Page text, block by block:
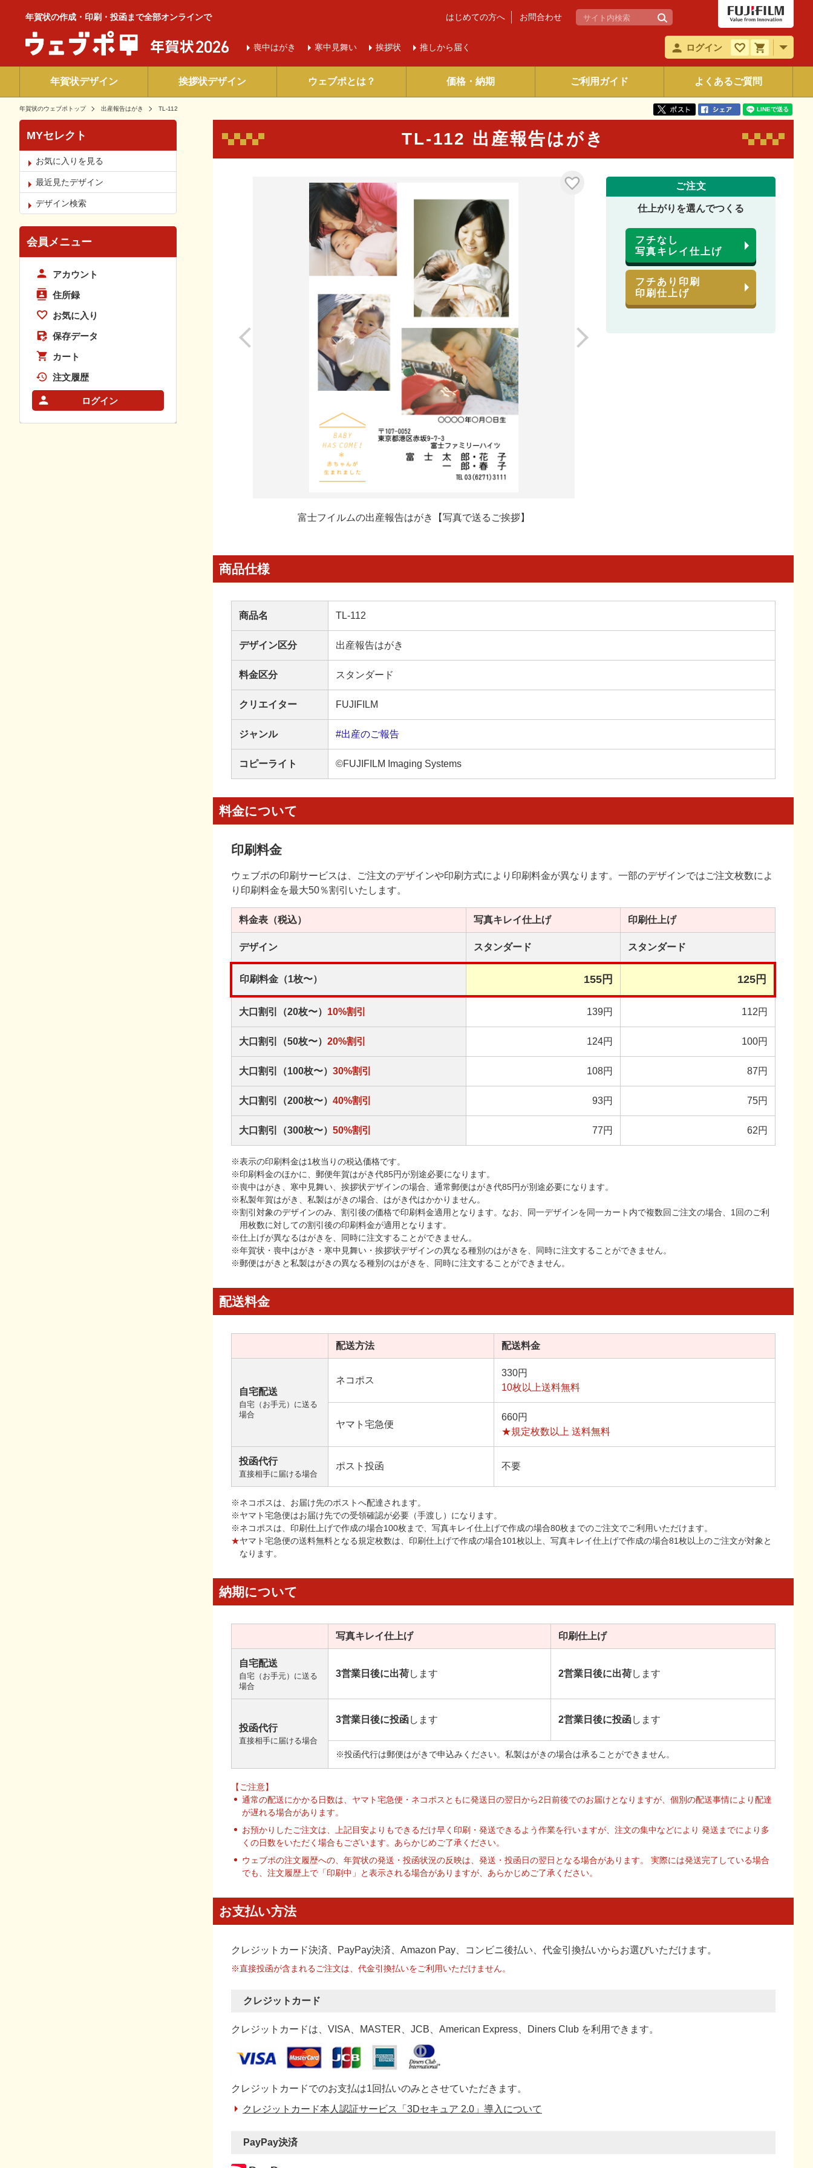
年賀状の作成・印刷・投函まで全部オンラインで
喪中はがき 寒中 見舞い 挨拶状 推しから届く
はじめての方へ お問合わせ
ログイン
年賀状デザイン 挨拶状デザイン ウェブポとは？ 価格・納期 ご利用ガイド よくあるご質問
年賀状のウェブポトップ 出産報告はがき TL-112
TL-112 出産報告はがき
富士フイルムの出産報告はがき【写真で送るご挨拶】
ご注文
仕上がりを選んでつくる
フチなし
写真キレイ仕上げ
フチあり印刷
印刷仕上げ
商品仕様
商品名 TL-112
デザイン区分 出産報告はがき
料金区分 スタンダード
クリエイター FUJIFILM
ジャンル #出産のご報告
コピーライト ©FUJIFILM Imaging Systems
料金について
印刷料金
ウェブポの印刷サービスは、ご注文のデザインや印刷方式により印刷料金が異なります。一部のデザインではご注文枚数によ
り印刷料金を最大50％割引いたします。
料金表 （税込） 写真キレイ仕上げ 印刷仕上げ
デザイン スタンダード スタンダード
印刷料金（1枚〜） 155円 125円
大口割引（20枚〜） 10%割引 139円 112円
大口割引（50枚〜） 20%割引 124円 100円
大口割引（100枚〜） 30%割引 108円 87円
大口割引（200枚〜） 40%割引 93円 75円
大口割引（300枚〜） 50%割引 77円 62円
※表示の印刷料金は1枚当りの税込価格です。
※印刷料金のほかに、郵便年賀はがき代85円が別途必要になります。
※喪中はがき、寒中見舞い、挨拶状デザインの場合、通常郵便はがき代85円が別途必要になります。
※私製年賀はがき、私製はがきの場合、はがき代はかかりません。
※割引対象のデザインのみ、割引後の価格で印刷料金適用となります。なお、同一デザインを同一カート内で複数回ご注文の場合、1回のご利
用枚数に対しての割引後の印刷料金が適用となります。
※仕上げが異なるはがきを、同時に注文することができません。
※年賀状・喪中はがき・寒中見舞い・挨拶状デザインの異なる種別のはがきを、同時に注文することができません。
※郵便はがきと私製はがきの異なる種別のはがきを、同時に注文することができません。
配送料金
配送方法 配送料金
自宅配送
自宅（お手元）に送る
場合
ネコポス
330円
10枚以上送料無料
ヤマト宅急便
660円
★規定枚数以上 送料無料
投函代行
直接相手に届ける場合
ポスト投函 不要
※ネコポスは、お届け先のポストへ配達されます。
※ヤマト宅急便はお届け先での受領確認が必要（手渡し）になります。
※ネコポスは、印刷仕上げで作成の場合100枚まで、写真キレイ仕上げで作成の場合80枚までのご注文でご利用いただけます。
★ヤマト宅急便の送料無料となる規定枚数は、印刷仕上げで作成の場合101枚以上、写真キレイ仕上げで作成の場合81枚以上のご注文が対象と
なります。
納期について
写真キレイ仕上げ 印刷仕上げ
自宅配送
自宅（お手元）に送る
場合
3営業日後に出荷します 2営業日後に出荷します
投函代行
直接相手に届ける場合
3営業日後に投函します 2営業日後に投函します
※投函代行は郵便はがきで申込みください。私製はがきの場合は承ることができません。
【ご注意】
通常の配送にかかる日数は、ヤマト宅急便・ネコポスともに発送日の翌日から2日前後でのお届けとなりますが、個別の配送事情により配達
が遅れる場合があります。
お預かりしたご注文は、上記目安よりもできるだけ早く印刷・発送できるよう作業を行いますが、注文の集中などにより 発送までにより多
くの日数をいただく場合もございます。あらかじめご了承ください。
ウェブポの注文履歴への、年賀状の発送・投函状況の反映は、発送・投函日の翌日となる場合があります。 実際には発送完了している場合
でも、注文履歴上で「印刷中」と表示される場合がありますが、あらかじめご了承ください。
お支払い方法
クレジットカード決済、PayPay決済 、Amazon Pay、コンビニ後払い、代金引換払いからお選びいただけます。
※直接投函が含まれるご注文は、代金引換払いをご利用いただけません。
クレジットカード
クレジットカードは、VISA、MASTER、JCB、American Express、Diners Club を利用できます。
クレジットカードでのお支払は1回払いのみとさせていただきます。
クレジットカード本人認証サービス「3Dセキュア 2.0」導入について
PayPay決済
MYセレクト
お気に入りを見る
最近見たデザイン
デザイン検索
会員メニュー
アカウント
住所録
お気に入り
保存データ
カート
注文履歴
ログイン